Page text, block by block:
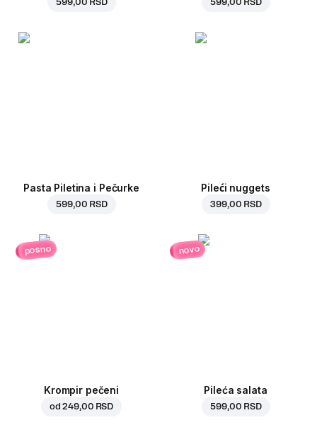
Pasta Piletina i Pečurke
599,00 RSD
Pileći nuggets
399,00 RSD
posno
Krompir pečeni
od249,00 RSD
novo
Pileća salata
599,00 RSD